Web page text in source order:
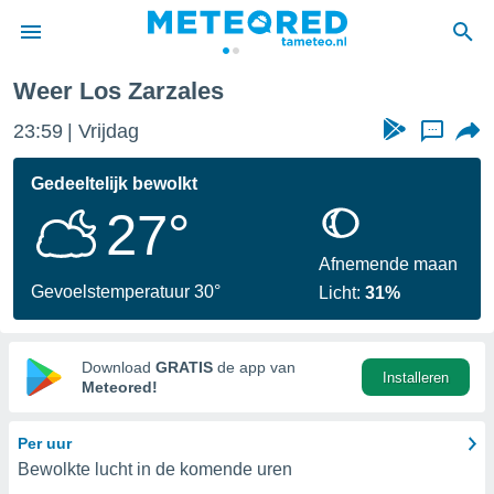
door
verstrekte
hoge
hebt de
voor
op basis
Weer Los Zarzales
23:59 Vrijdag ...
Gedeeltelijk bewolkt
27°
Gevoelstemperatuur 30°
Afnemende maan
Licht:31%
Download GRATIS de app van
Meteored!
Installeren
Per uur
Bewolkte lucht in de komende uren